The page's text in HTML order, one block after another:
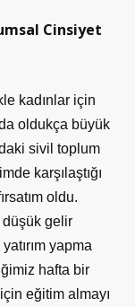
Cinsiyet
kadınlar için
oldukça büyük
sivil toplum
karşılaştığı
oldu.
düşük gelir
yapma
hafta bir
eğitim almayı